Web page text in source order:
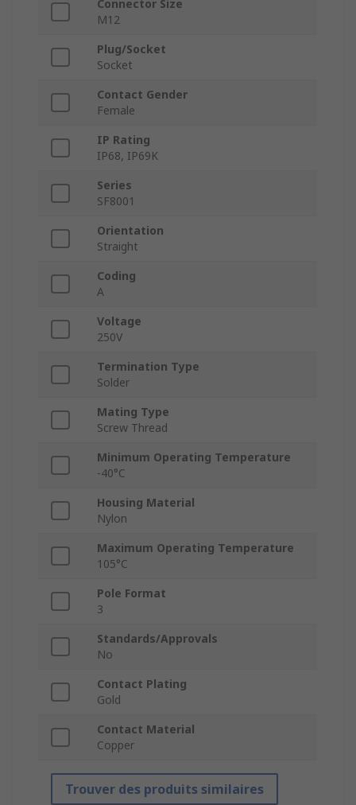
Connector Size
M12
Plug/Socket
Socket
Contact Gender
Female
IP Rating
IP68, IP69K
Series
SF8001
Orientation
Straight
Coding
A
Voltage
250V
Termination Type
Solder
Mating Type
Screw Thread
Minimum Operating Temperature
-40°C
Housing Material
Nylon
Maximum Operating Temperature
105°C
Pole Format
3
Standards/Approvals
No
Contact Plating
Gold
Contact Material
Copper
Trouver des produits similaires